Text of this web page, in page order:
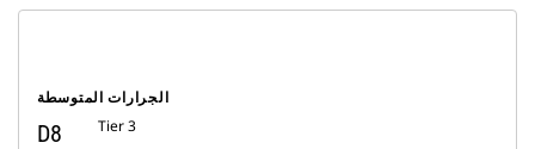
الجرارات المتوسطة
D8 Tier 3